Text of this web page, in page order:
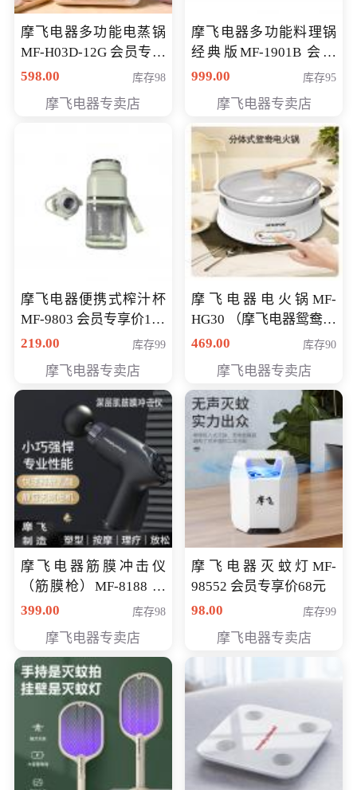
摩飞电器多功能电蒸锅
MF-H03D-12G 会员专享
价398元
598.00 库存98
摩飞电器专卖店
摩飞电器多功能料理锅
经典版MF-1901B 会员
专享价399元
999.00 库存95
摩飞电器专卖店
摩飞电器便携式榨汁杯
MF-9803 会员专享价138
元
219.00 库存99
摩飞电器专卖店
摩飞电器电火锅MF-
HG30 （摩飞电器鸳鸯锅
MF-HG30 ） 会员专享价
469.00 库存90
摩飞电器专卖店
摩飞电器筋膜冲击仪
（筋膜枪）MF-8188 会
员专享价268元
399.00 库存98
摩飞电器专卖店
摩飞电器灭蚊灯MF-
98552 会员专享价68元
98.00
库存99
摩飞电器专卖店